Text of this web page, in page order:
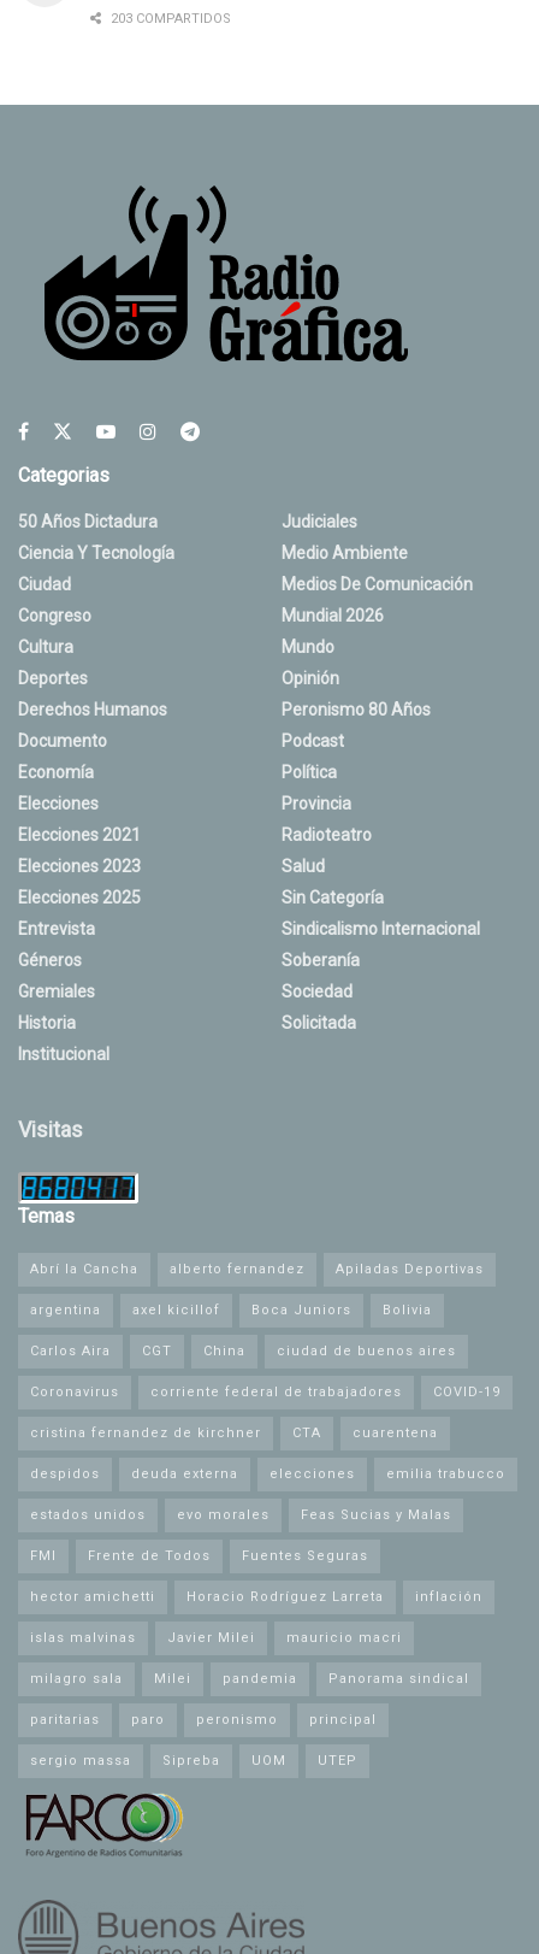
203 COMPARTIDOS
Categorias
50 Años Dictadura
Ciencia Y Tecnología
Ciudad
Congreso
Cultura
Deportes
Derechos Humanos
Documento
Economía
Elecciones
Elecciones 2021
Elecciones 2023
Elecciones 2025
Entrevista
Géneros
Gremiales
Historia
Institucional
Judiciales
Medio Ambiente
Medios De Comunicación
Mundial 2026
Mundo
Opinión
Peronismo 80 Años
Podcast
Política
Provincia
Radioteatro
Salud
Sin Categoría
Sindicalismo Internacional
Soberanía
Sociedad
Solicitada
Visitas
Temas
Abrí la Cancha alberto fernandez Apiladas Deportivas
argentina axel kicillof Boca Juniors Bolivia
Carlos Aira CGT China ciudad de buenos aires
Coronavirus corriente federal de trabajadores COVID-19
cristina fernandez de kirchner CTA cuarentena
despidos deuda externa elecciones emilia trabucco
estados unidos evo morales Feas Sucias y Malas
FMI Frente de Todos Fuentes Seguras
hector amichetti Horacio Rodríguez Larreta inflación
islas malvinas Javier Milei mauricio macri
milagro sala Milei pandemia Panorama sindical
paritarias paro peronismo principal
sergio massa Sipreba UOM UTEP